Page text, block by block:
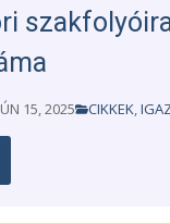
15, 2025 CIKKEK,